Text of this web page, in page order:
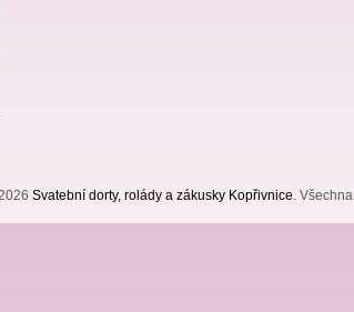
Svatební dorty, rolády a zákusky Kopřivnice. Všechna